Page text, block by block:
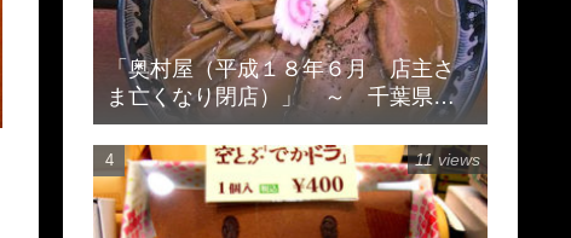
「奥村屋（平成１８年６月 店主さ
ま亡くなり閉店）」 ～ 千葉県柏
市豊住
11 views